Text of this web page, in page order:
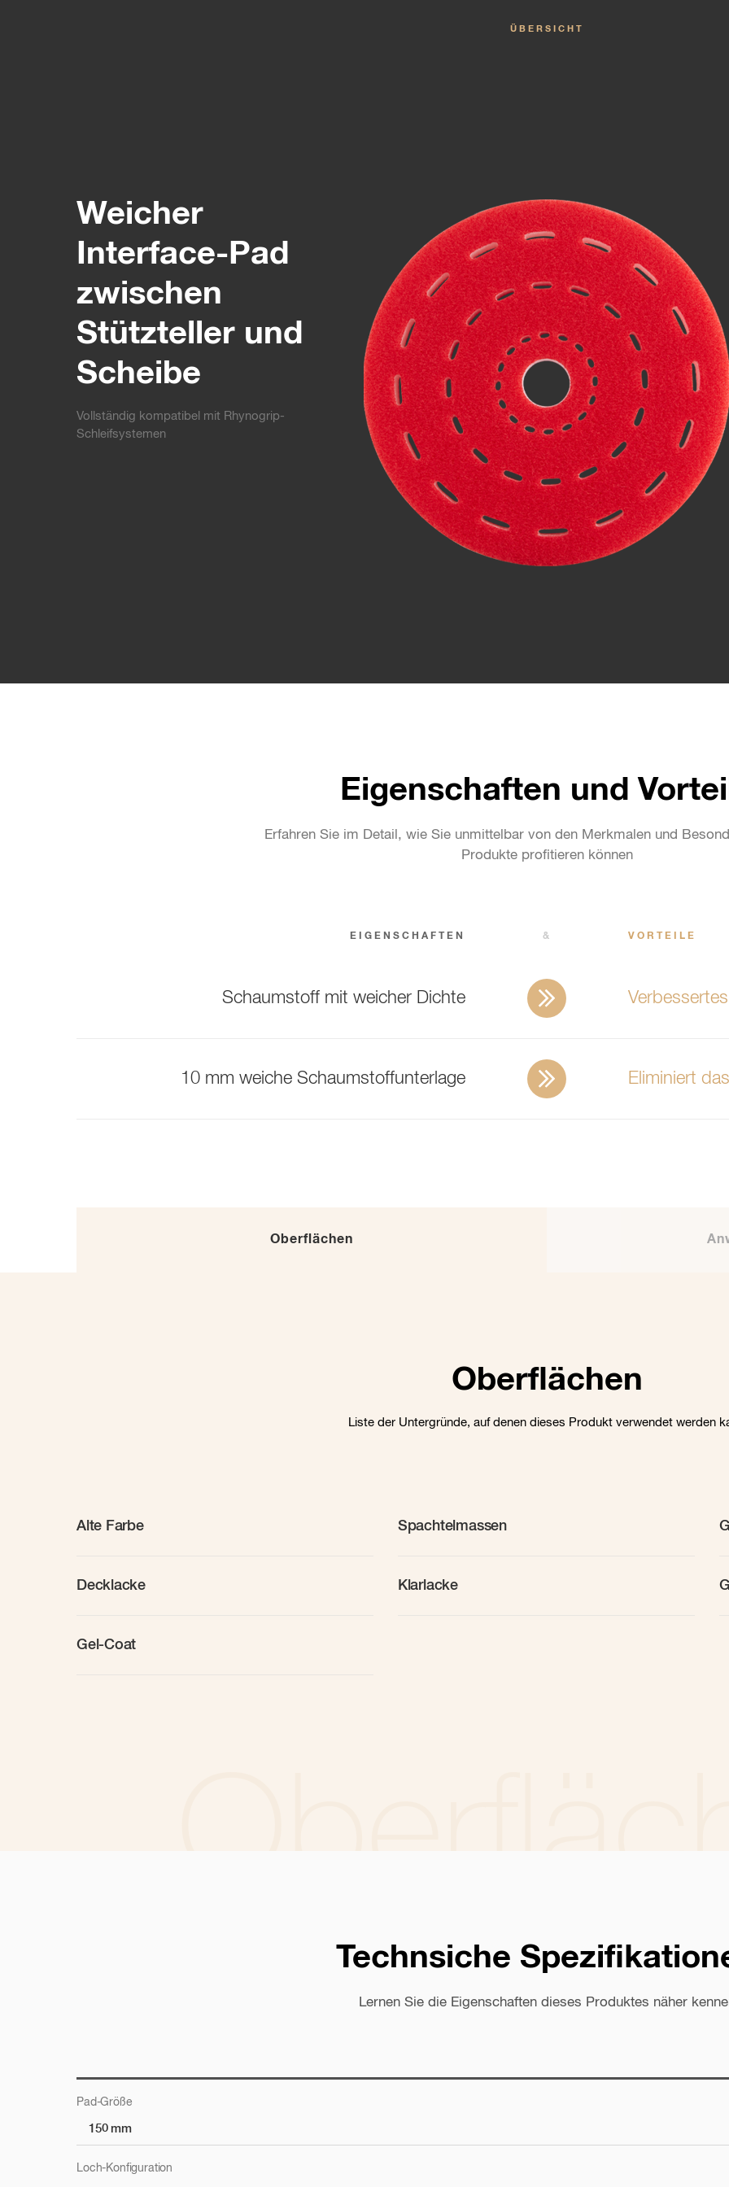
ÜBERSICHT
Weicher
Interface-Pad
zwischen
Stützteller und
Scheibe
Vollständig kompatibel mit Rhynogrip-
Schleifsystemen
Eigenschaften und
Erfahren Sie im Detail, wie Sie unmittelbar von den Merkmalen und
Produkte profitieren können
EIGENSCHAFTEN & VORTEILE
Schaumstoff mit weicher Dichte
10 mm weiche Schaumstoffunterlage Eliminiert
Oberflächen
Oberflächen
Liste der Untergründe, auf denen dieses Produkt verwendet werden
Alte Farbe Spachtelmassen
Decklacke Klarlacke
Gel-Coat
Anwendungsbeispiele
Schleifen/Vorbereitung Feinschleifen
Technsiche
Lernen Sie die Eigenschaften dieses Produktes näher
Pad-Größe
150 mm
Loch-Konfiguration